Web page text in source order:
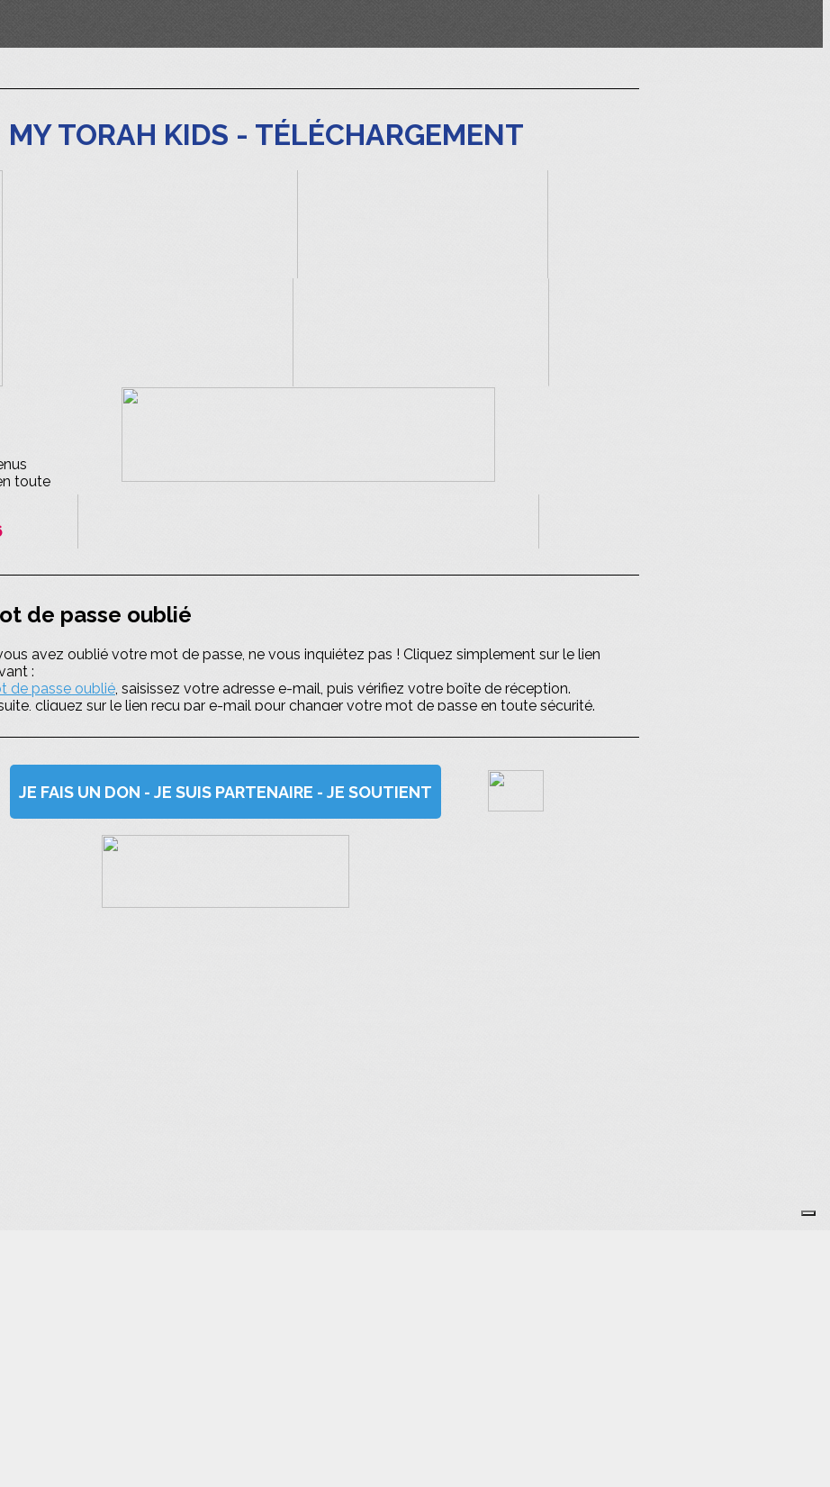
MY TORAH KIDS - TÉLÉCHARGEMENT
toute
de passe oublié
avez oublié votre mot de passe, ne vous inquiétez pas ! Cliquez simplement sur le lien
:
de passe oublié, saisissez votre adresse e-mail, puis vérifiez votre boîte de réception.
cliquez sur le lien reçu par e-mail pour changer votre mot de passe en toute sécurité.
JE FAIS UN DON - JE SUIS PARTENAIRE - JE SOUTIENT